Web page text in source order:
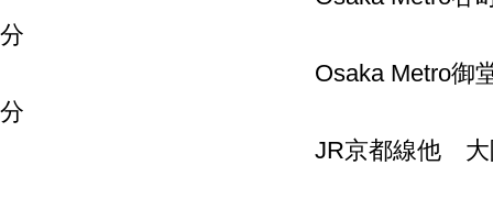
分
Osaka Metro御堂筋線
分
JR京都線他 大阪駅